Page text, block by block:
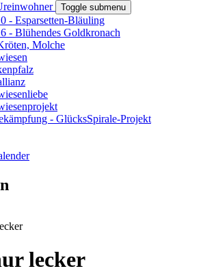
Toggle submenu
- Esparsetten-Bläuling
- Blühendes Goldkronach
Molche
- GlücksSpirale-Projekt
lecker